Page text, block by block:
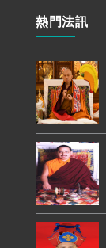
熱門法訊